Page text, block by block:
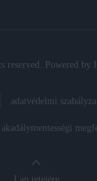
reserved. Powered by
adatvédelmi szabályzat
akadálymentességi